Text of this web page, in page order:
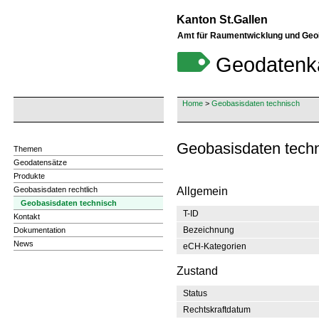
Kanton St.Gallen
Amt für Raumentwicklung und
Home > Geobasisdaten technisch
Themen
Geodatensätze
Produkte
Geobasisdaten rechtlich
Geobasisdaten technisch
Kontakt
Dokumentation
News
Allgemein
T-ID
Bezeichnung
eCH-Kategorien
Zustand
Status
Rechtskraftdatum